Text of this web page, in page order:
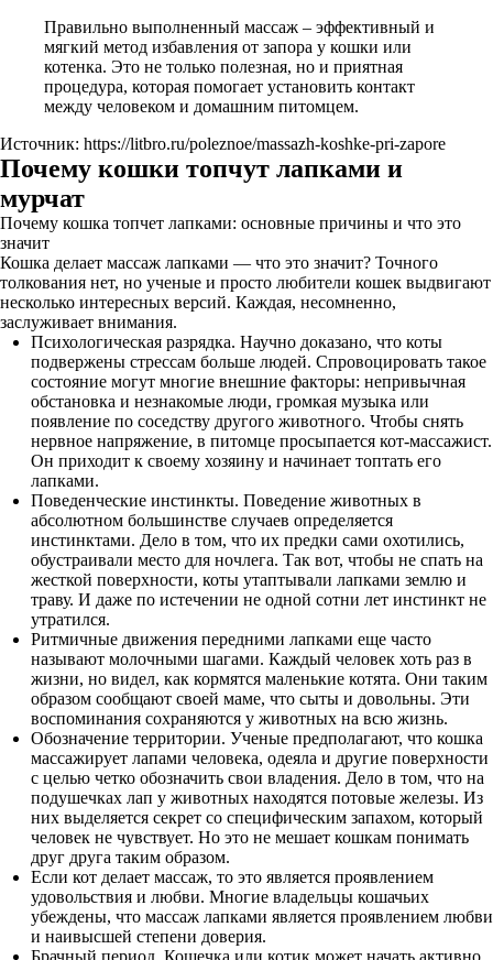
Правильно выполненный массаж – эффективный и
мягкий метод избавления от запора у кошки или
котенка. Это не только полезная, но и приятная
процедура, которая помогает установить контакт
между человеком и домашним питомцем.
Источник: https://litbro.ru/poleznoe/massazh-koshke-pri-zapore
Почему кошки топчут лапками и
мурчат
Почему кошка топчет лапками: основные причины и что это
значит
Кошка делает массаж лапками — что это значит? Точного
толкования нет, но ученые и просто любители кошек выдвигают
несколько интересных версий. Каждая, несомненно,
заслуживает внимания.
Психологическая разрядка. Научно доказано, что коты
подвержены стрессам больше людей. Спровоцировать такое
состояние могут многие внешние факторы: непривычная
обстановка и незнакомые люди, громкая музыка или
появление по соседству другого животного. Чтобы снять
нервное напряжение, в питомце просыпается кот-массажист.
Он приходит к своему хозяину и начинает топтать его
лапками.
Поведенческие инстинкты. Поведение животных в
абсолютном большинстве случаев определяется
инстинктами. Дело в том, что их предки сами охотились,
обустраивали место для ночлега. Так вот, чтобы не спать на
жесткой поверхности, коты утаптывали лапками землю и
траву. И даже по истечении не одной сотни лет инстинкт не
утратился.
Ритмичные движения передними лапками еще часто
называют молочными шагами. Каждый человек хоть раз в
жизни, но видел, как кормятся маленькие котята. Они таким
образом сообщают своей маме, что сыты и довольны. Эти
воспоминания сохраняются у животных на всю жизнь.
Обозначение территории. Ученые предполагают, что кошка
массажирует лапами человека, одеяла и другие поверхности
с целью четко обозначить свои владения. Дело в том, что на
подушечках лап у животных находятся потовые железы. Из
них выделяется секрет со специфическим запахом, который
человек не чувствует. Но это не мешает кошкам понимать
друг друга таким образом.
Если кот делает массаж, то это является проявлением
удовольствия и любви. Многие владельцы кошачьих
убеждены, что массаж лапками является проявлением любви
и наивысшей степени доверия.
Брачный период. Кошечка или котик может начать активно